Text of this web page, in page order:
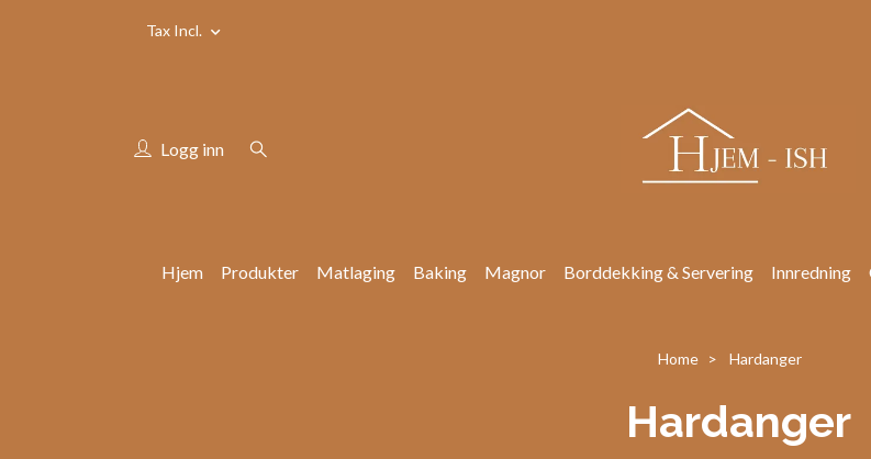
Tax Incl.
Logg inn
Hjem Produkter Matlaging Baking Magnor Borddekking & Servering Innredning
Home Hardanger
Hardanger